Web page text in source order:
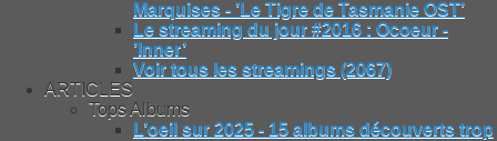
Marquises - ’Le Tigre de Tasmanie OST’
Le streaming du jour #2016 : Ocoeur -
’Inner’
Voir tous les streamings (2067)
ARTICLES
Tops Albums
L’oeil sur 2025 - 15 albums découverts trop